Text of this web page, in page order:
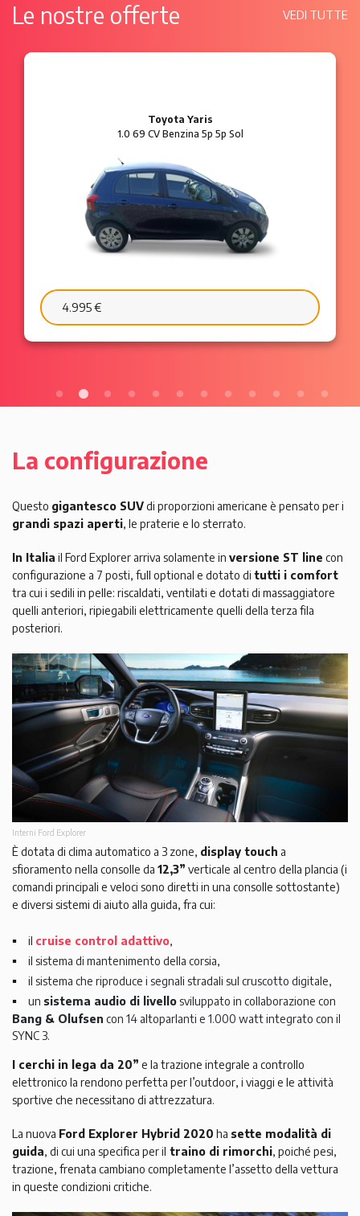
Le nostre offerte VEDI TUTTE
Ford Ka
1.2 8V 69 CV Benzina 3p Plus
6.595 €
La configurazione
Questo gigantesco SUVdi proporzioni americane è pensato per i
grandi spazi aperti, le praterie e lo sterrato.
In Italia il Ford Explorer arriva solamente in versione ST line con
configurazione a 7 posti, full optional e dotato di tutti i comfort
tra cui i sedili in pelle: riscaldati, ventilati e dotati di massaggiatore
quelli anteriori, ripiegabili elettricamente quelli della terza fila
posteriori.
Interni Ford Explorer
È dotata di clima automatico a 3 zone, display touch a
sfioramento nella consolle da 12,3” verticale al centro della plancia (i
comandi principali e veloci sono diretti in una consolle sottostante)
e diversi sistemi di aiuto alla guida, fra cui:
il cruise control adattivo,
il sistema di mantenimento della corsia,
il sistema che riproduce i segnali stradali sul cruscotto digitale,
un sistema audio di livellosviluppato in collaborazione con
Bang & Olufsen con 14 altoparlanti e 1.000 watt integrato con il
SYNC 3.
I cerchi in lega da 20” e la trazione integrale a controllo
elettronico la rendono perfetta per l’outdoor, i viaggi e le attività
sportive che necessitano di attrezzatura.
La nuova Ford Explorer Hybrid 2020 ha sette modalità di
guida, di cui una specifica per il traino di rimorchi, poiché pesi,
trazione, frenata cambiano completamente l’assetto della vettura
in queste condizioni critiche.